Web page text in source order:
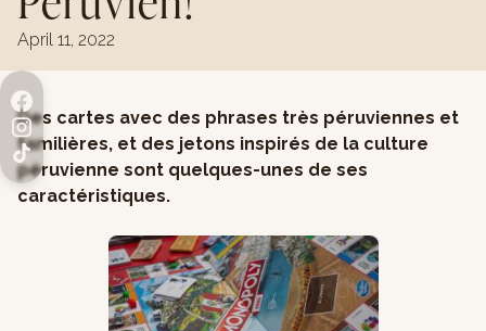
April 11, 2022
Des cartes avec des phrases très péruviennes et
familières, et des jetons inspirés de la culture
péruvienne sont quelques-unes de ses
caractéristiques.